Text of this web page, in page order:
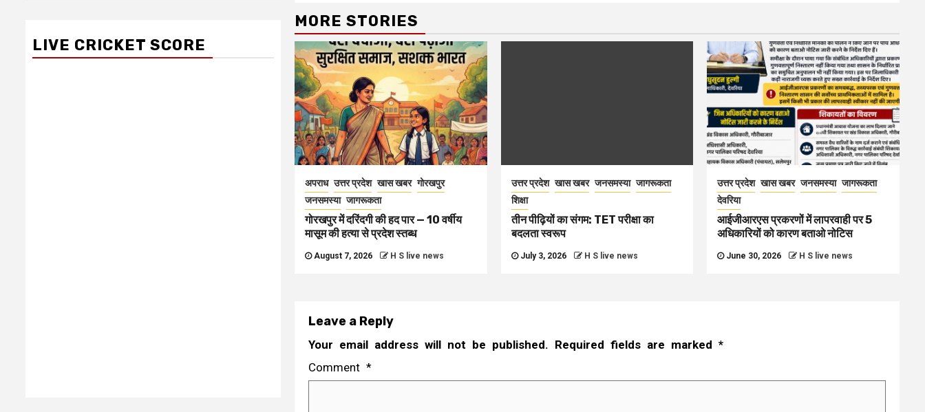
MORE STORIES
अपराध उत्तर प्रदेश खास खबर गोरखपुर
जनसमस्या जागरूकता
गोरखपुर में दरिंदगी की हद पार — 10 वर्षीय
मासूम की हत्या से प्रदेश स्तब्ध
August 7, 2026 H S live news
उत्तर प्रदेश खास खबर जनसमस्या जागरूकता
शिक्षा
तीन पीढ़ियों का संगम: TET परीक्षा का
बदलता स्वरूप
July 3, 2026 H S live news
उत्तर प्रदेश खास खबर जनसमस्या जागरूकता
देवरिया
आईजीआरएस प्रकरणों में लापरवाही पर 5
अधिकारियों को कारण बताओ नोटिस
June 30, 2026 H S live news
Leave a Reply
Your email address will not be published. Required fields are marked *
Comment *
LIVE CRICKET SCORE